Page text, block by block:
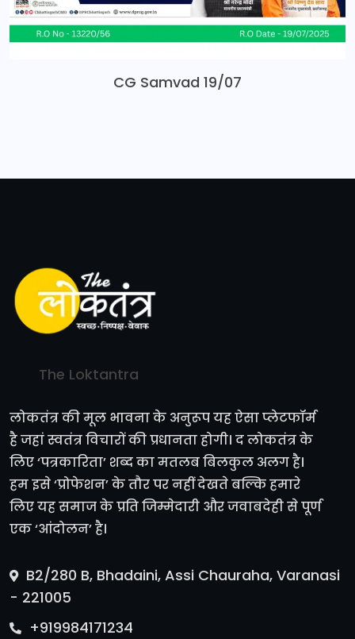
CG Samvad 19/07
The Loktantra
लोकतंत्र की मूल भावना के अनुरूप यह ऐसा प्लेटफॉर्म
है जहां स्वतंत्र विचारों की प्रधानता होगी। द लोकतंत्र के
लिए ‘पत्रकारिता’ शब्द का मतलब बिलकुल अलग है।
हम इसे ‘प्रोफेशन’ के तौर पर नहीं देखते बल्कि हमारे
लिए यह समाज के प्रति जिम्मेदारी और जवाबदेही से पूर्ण
एक ‘आंदोलन’ है।
B2/280 B, Bhadaini, Assi Chauraha, Varanasi
- 221005
+919984171234